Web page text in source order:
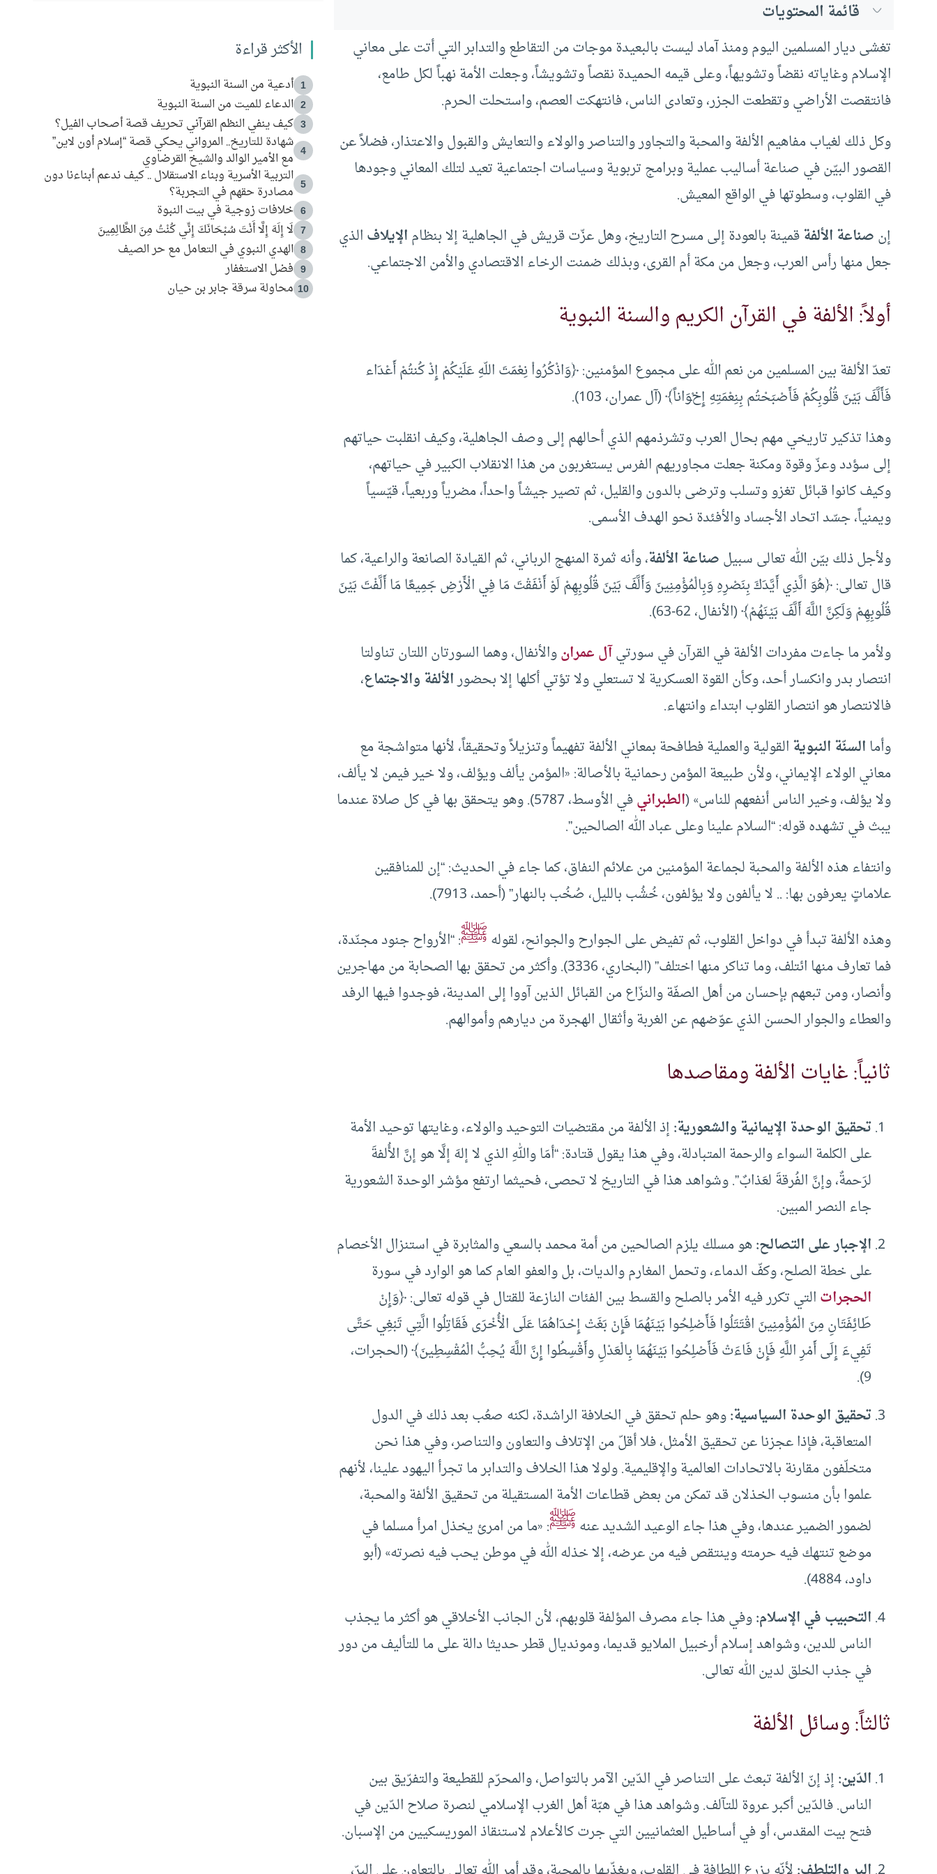
قائمة المحتويات
تغشى ديار المسلمين اليوم ومنذ آماد ليست بالبعيدة موجات من التقاطع والتدابر التي أتت على معاني
الإسلام وغاياته نقضاً وتشويهاً، وعلى قيمه الحميدة نقصاً وتشويشاً، وجعلت الأمة نهباً لكل طامع،
فانتقصت الأراضي وتقطعت الجزر، وتعادى الناس، فانتهكت العصم، واستحلت الحرم.
وكل ذلك لغياب مفاهيم الألفة والمحبة والتجاور والتناصر والولاء والتعايش والقبول والاعتذار، فضلاً عن
القصور البيّن في صناعة أساليب عملية وبرامج تربوية وسياسات اجتماعية تعيد لتلك المعاني وجودها
في القلوب، وسطوتها في الواقع المعيش.
إنصناعة الألفةقمينة بالعودة إلى مسرح التاريخ، وهل عزّت قريش في الجاهلية إلا بنظامالإيلافالذي
جعل منها رأس العرب، وجعل من مكة أم القرى، وبذلك ضمنت الرخاء الاقتصادي والأمن الاجتماعي.
أولاً: الألفة في القرآن الكريم والسنة النبوية
تعدّ الألفة بين المسلمين من نعم الله على مجموع المؤمنين: ﴿وَاذْكُرُواْ نِعْمَتَ اللّهِ عَلَيْكُمْ إِذْ كُنتُمْ أَعْدَاء
فَأَلَّفَ بَيْنَ قُلُوبِكُمْ فَأَصْبَحْتُم بِنِعْمَتِهِ إِخْوَاناً﴾ (آل عمران، 103).
وهذا تذكير تاريخي مهم بحال العرب وتشرذمهم الذي أحالهم إلى وصف الجاهلية، وكيف انقلبت حياتهم
إلى سؤدد وعزّ وقوة ومكنة جعلت مجاوريهم الفرس يستغربون من هذا الانقلاب الكبير في حياتهم،
وكيف كانوا قبائل تغزو وتسلب وترضى بالدون والقليل، ثم تصير جيشاً واحداً، مضرياً وربعياً، قيّسياً
ويمنياً، جسّد اتحاد الأجساد والأفئدة نحو الهدف الأسمى.
ولأجل ذلك بيّن الله تعالى سبيلصناعة الألفة، وأنه ثمرة المنهج الرباني، ثم القيادة الصانعة والراعية، كما
قال تعالى: ﴿هُوَ الَّذِي أَيَّدَكَ بِنَصْرِهِ وَبِالْمُؤْمِنِينَ وَأَلَّفَ بَيْنَ قُلُوبِهِمْ لَوْ أَنْفَقْتَ مَا فِي الْأَرْضِ جَمِيعًا مَا أَلَّفْتَ بَيْنَ
قُلُوبِهِمْ وَلَكِنَّ اللَّهَ أَلَّفَ بَيْنَهُمْ﴾ (الأنفال، 62-63).
ولأمر ما جاءت مفردات الألفة في القرآن في سورتيآل عمرانوالأنفال، وهما السورتان اللتان تناولتا
انتصار بدر وانكسار أحد، وكأن القوة العسكرية لا تستعلي ولا تؤتي أكلها إلا بحضورالألفة والاجتماع،
فالانتصار هو انتصار القلوب ابتداء وانتهاء.
وأماالسنّة النبويةالقولية والعملية فطافحة بمعاني الألفة تفهيماً وتنزيلاً وتحقيقاً، لأنها متواشجة مع
معاني الولاء الإيماني، ولأن طبيعة المؤمن رحمانية بالأصالة: «‌المؤمن ‌يألف ‌ويؤلف، ‌ولا ‌خير ‌فيمن ‌لا ‌يألف،
‌ولا ‌يؤلف، وخير الناس أنفعهم للناس» (الطبراني
في الأوسط، 5787). وهو يتحقق بها في كل صلاة عندما
يبث في تشهده قوله: “السلام علينا وعلى عباد الله الصالحين”.
وانتفاء هذه الألفة والمحبة لجماعة المؤمنين من علائم النفاق، كما جاء في الحديث: “إن للمنافقين
‌علاماتٍ ‌يعرفون ‌بها: .. لا يألفون ولا يؤلفون، خُشُب بالليل، صُخُب بالنهار” (أحمد، 7913).
وهذه الألفة تبدأ في دواخل القلوب، ثم تفيض على الجوارح والجوانح، لقولهﷺ: “الأرواح ‌جنود ‌مجنّدة،
فما تعارف منها ائتلف، وما تناكر منها اختلف” (البخاري، 3336). وأكثر من تحقق بها الصحابة من مهاجرين
وأنصار، ومن تبعهم بإحسان من أهل الصفّة والنزّاع من القبائل الذين آووا إلى المدينة، فوجدوا فيها الرفد
والعطاء والجوار الحسن الذي عوّضهم عن الغربة وأثقال الهجرة من ديارهم وأموالهم.
ثانياً: غايات الألفة ومقاصدها
تحقيق الوحدة الإيمانية والشعورية:إذ الألفة من مقتضيات التوحيد والولاء، وغايتها توحيد الأمة
على الكلمة السواء والرحمة المتبادلة، وفي هذا يقول قتادة: “أمَا واللهِ الذي لا إلهَ إلَّا هو إنَّ الأُلفةَ
لرَحمةٌ، وإنَّ الفُرقةَ لعَذابٌ”. وشواهد هذا في التاريخ لا تحصى، فحيثما ارتفع مؤشر الوحدة الشعورية
جاء النصر المبين.
الإجبار على التصالح:هو مسلك يلزم الصالحين من أمة محمد بالسعي والمثابرة في استنزال الأخصام
على خطة الصلح، وكفّ الدماء، وتحمل المغارم والديات، بل والعفو العام كما هو الوارد في سورة
الحجراتالتي تكرر فيه الأمر بالصلح والقسط بين الفئات النازعة للقتال في قوله تعالى: ﴿وَإِنْ
طَائِفَتَانِ مِنَ الْمُؤْمِنِينَ اقْتَتَلُوا فَأَصْلِحُوا بَيْنَهُمَا فَإِنْ بَغَتْ إِحْدَاهُمَا عَلَى الْأُخْرَى فَقَاتِلُوا الَّتِي تَبْغِي حَتَّى
تَفِيءَ إِلَى أَمْرِ اللَّهِ فَإِنْ فَاءَتْ فَأَصْلِحُوا بَيْنَهُمَا بِالْعَدْلِ وأَقْسِطُوا إِنَّ اللَّهَ يُحِبُّ الْمُقْسِطِينَ﴾ (الحجرات،
9).
تحقيق الوحدة السياسية:وهو حلم تحقق في الخلافة الراشدة، لكنه صعُب بعد ذلك في الدول
المتعاقبة، فإذا عجزنا عن تحقيق الأمثل، فلا أقلّ من الإتلاف والتعاون والتناصر، وفي هذا نحن
متخلّفون مقارنة بالاتحادات العالمية والإقليمية. ولولا هذا الخلاف والتدابر ما تجرأ اليهود علينا، لأنهم
علموا بأن منسوب الخذلان قد تمكن من بعض قطاعات الأمة المستقيلة من تحقيق الألفة والمحبة،
لضمور الضمير عندها، وفي هذا جاء الوعيد الشديد عنهﷺ: «ما من امرئ يخذل امرأ مسلما ‌في
‌موضع ‌تنتهك ‌فيه ‌حرمته وينتقص فيه من عرضه، إلا خذله الله في موطن يحب فيه نصرته» (أبو
داود، 4884).
التحبيب في الإسلام:وفي هذا جاء مصرف المؤلفة قلوبهم، لأن الجانب الأخلاقي هو أكثر ما يجذب
الناس للدين، وشواهد إسلام أرخبيل الملايو قديما، ومونديال قطر حديثا دالة على ما للتأليف من دور
في جذب الخلق لدين الله تعالى.
ثالثاً: وسائل الألفة
الدّين:إذ إنّ الألفة تبعث على التناصر في الدّين الآمر بالتواصل، والمحرّم للقطيعة والتفرّيق بين
الناس. فالدّين أكبر عروة للتآلف. وشواهد هذا في هبّة أهل الغرب الإسلامي لنصرة صلاح الدّين في
فتح بيت المقدس، أو في أساطيل العثمانيين التي جرت كالأعلام لاستنقاذ الموريسكيين من الإسبان.
الأكثر قراءة
1 أدعية من السنة النبوية
2 الدعاء للميت من السنة النبوية
3 كيف ينفي النظم القرآني تحريف قصة أصحاب الفيل؟
4
شهادة للتاريخ.. المرواني يحكي قصة “إسلام أون لاين”
مع الأمير الوالد والشيخ القرضاوي
5
التربية الأسرية وبناء الاستقلال .. كيف ندعم أبناءنا دون
مصادرة حقهم في التجربة؟
6 خلافات زوجية في بيت النبوة
7 لَا إِلَهَ إِلَّا أَنْتَ سُبْحَانَكَ إِنِّي كُنْتُ مِنَ الظَّالِمِينَ
8 الهدي النبوي في التعامل مع حر الصيف
9 فضل الاستغفار
10 محاولة سرقة جابر بن حيان